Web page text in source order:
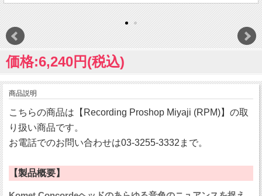
価格:6,240円(税込)
商品説明
こちらの商品は【Recording Proshop Miyaji (RPM)】の取
り扱い商品です。
お電話でのお問い合わせは03-3255-3332まで。
【製品概要】